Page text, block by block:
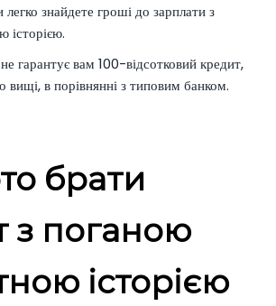
знайдете гроші до зарплати з
історією.
гарантує вам 100-відсотковий кредит,
вищі, в порівнянні з типовим банком.
брати
з поганою
історією